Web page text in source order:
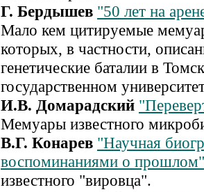
Г. Бердышев "50 лет на
Мало кем цитируемые
которых, в частности,
генетические баталии в
государственном
И.В. Домарадский
Мемуары известного
В.Г. Конарев "Научная
воспоминаниями о прошлом"
известного "вировца".